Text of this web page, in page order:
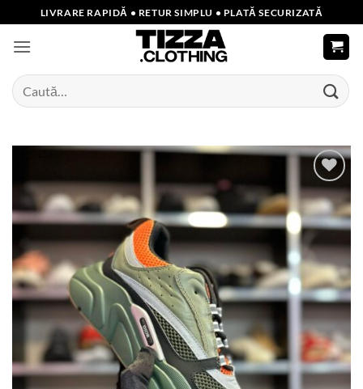
to
content
LIVRARE RAPIDĂ • RETUR SIMPLU • PLATĂ SECURIZATĂ
Caută
după:
Add to
wishlist